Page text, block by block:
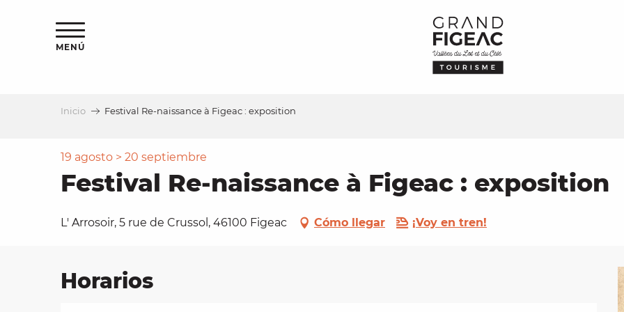
MENÚ
Inicio Festival Re-naissance à Figeac : exposition
19 agosto > 20 septiembre
Festival Re-naissance à Figeac : exposition
L' Arrosoir, 5 rue de Crussol, 46100 Figeac Cómo llegar ¡Voy en tren!
Horarios